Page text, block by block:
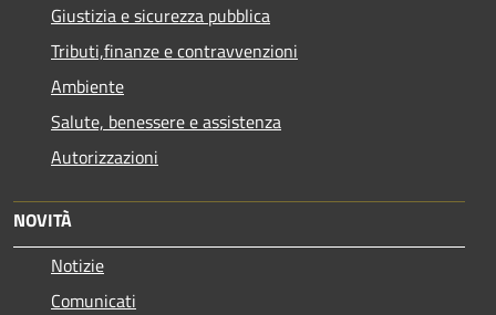
Giustizia e sicurezza pubblica
Tributi,finanze e contravvenzioni
Ambiente
Salute, benessere e assistenza
Autorizzazioni
NOVITÀ
Notizie
Comunicati